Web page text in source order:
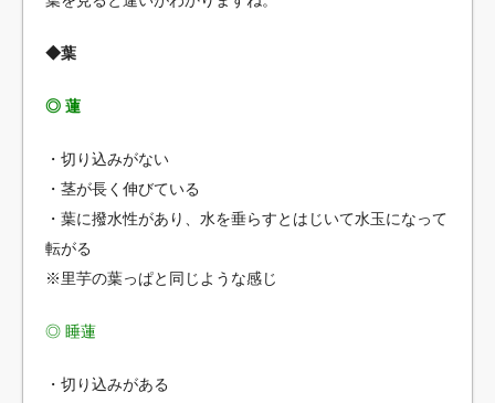
◆葉
◎ 蓮
・切り込みがない
・茎が長く伸びている
・葉に撥水性があり、水を垂らすとはじいて水玉になって
転がる
※里芋の葉っぱと同じような感じ
◎ 睡蓮
・切り込みがある